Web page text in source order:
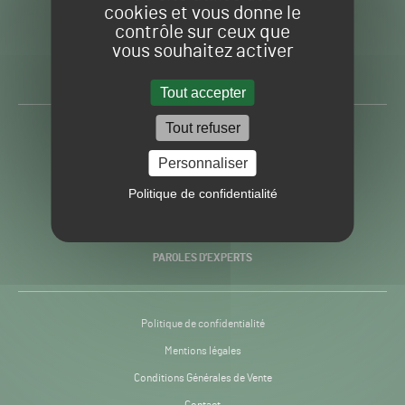
cookies et vous donne le
contrôle sur ceux que
vous souhaitez activer
Tout accepter
Tout refuser
Personnaliser
Politique de confidentialité
Gazon
Sport
H24
-
Toute l’info autour du
PRATIQUES
PAROLES D’EXPERTS
Politique de confidentialité
Mentions légales
Conditions Générales de Vente